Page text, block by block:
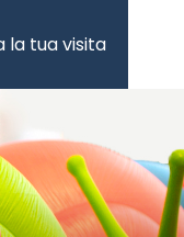
la tua visita